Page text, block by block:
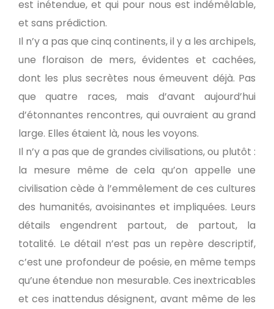
est inétendue, et qui pour nous est indémêlable,
et sans prédiction.
Il n’y a pas que cinq continents, il y a les archipels,
une floraison de mers, évidentes et cachées,
dont les plus secrètes nous émeuvent déjà. Pas
que quatre races, mais d’avant aujourd’hui
d’étonnantes rencontres, qui ouvraient au grand
large. Elles étaient là, nous les voyons.
Il n’y a pas que de grandes civilisations, ou plutôt :
la mesure même de cela qu’on appelle une
civilisation cède à l’emmêlement de ces cultures
des humanités, avoisinantes et impliquées. Leurs
détails engendrent partout, de partout, la
totalité. Le détail n’est pas un repère descriptif,
c’est une profondeur de poésie, en même temps
qu’une étendue non mesurable. Ces inextricables
et ces inattendus désignent, avant même de les